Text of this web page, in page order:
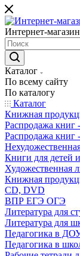
Интернет-магазин
Каталог
По всему сайту
По каталогу
Каталог
Книжная
Распродажа книг
Распродажа книг
Книги для детей
Художественная
Книжная
CD, DVD
ВПР ЕГЭ ОГЭ
Литература для
Литература для
Педагогика в
Педагогика в